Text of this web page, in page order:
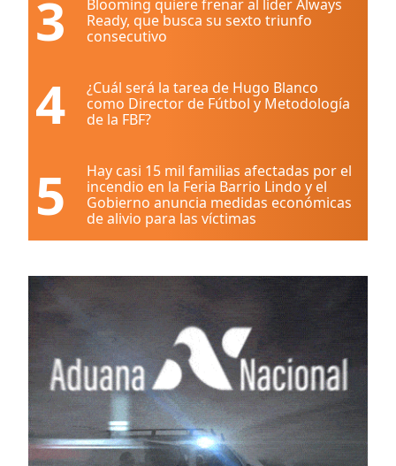
3
Blooming quiere frenar al líder Always
Ready, que busca su sexto triunfo
consecutivo
4
¿Cuál será la tarea de Hugo Blanco
como Director de Fútbol y Metodología
de la FBF?
5
Hay casi 15 mil familias afectadas por el
incendio en la Feria Barrio Lindo y el
Gobierno anuncia medidas económicas
de alivio para las víctimas